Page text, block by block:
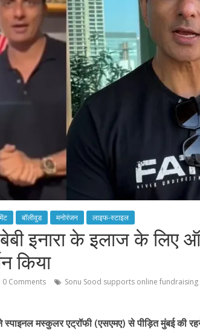
बॉलीवुड मनोरंजन लाइफ-स्टाइल
इनारा के इलाज के लिए
किया
0 Comments
Sonu Sood supports online
मस्कुलर एट्रॉफी (एसएमए) से पीड़ित मुंबई की